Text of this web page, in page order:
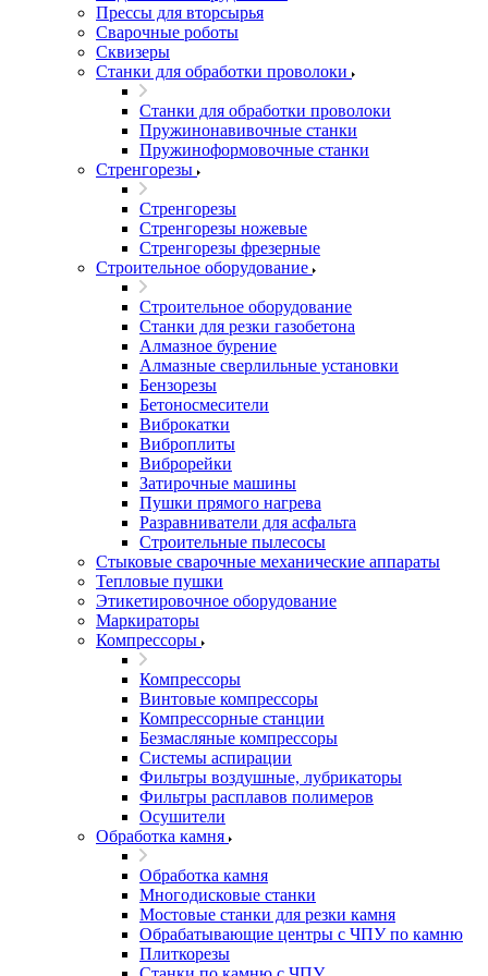
Прессы для вторсырья
Сварочные роботы
Сквизеры
Станки для обработки проволоки
Станки для обработки проволоки
Пружинонавивочные станки
Пружиноформовочные станки
Стренгорезы
Стренгорезы
Стренгорезы ножевые
Стренгорезы фрезерные
Строительное оборудование
Строительное оборудование
Станки для резки газобетона
Алмазное бурение
Алмазные сверлильные установки
Бензорезы
Бетоносмесители
Виброкатки
Виброплиты
Виброрейки
Затирочные машины
Пушки прямого нагрева
Разравниватели для асфальта
Строительные пылесосы
Стыковые сварочные механические аппараты
Тепловые пушки
Этикетировочное оборудование
Маркираторы
Компрессоры
Компрессоры
Винтовые компрессоры
Компрессорные станции
Безмасляные компрессоры
Системы аспирации
Фильтры воздушные, лубрикаторы
Фильтры расплавов полимеров
Осушители
Обработка камня
Обработка камня
Многодисковые станки
Мостовые станки для резки камня
Обрабатывающие центры с ЧПУ по камню
Плиткорезы